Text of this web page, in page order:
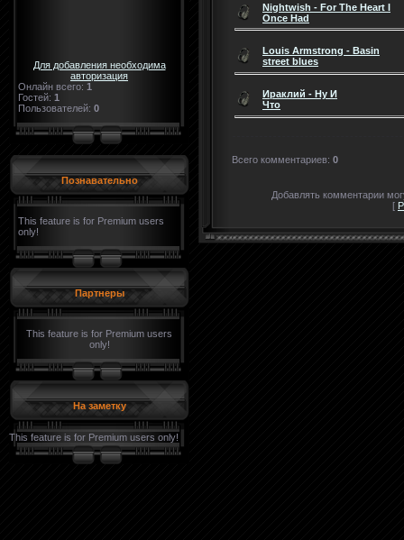
Для добавления необходима
авторизация
Онлайн всего: 1
Гостей: 1
Пользователей: 0
Познавательно
This feature is for Premium users
only!
Партнеры
This feature is for Premium users
only!
На заметку
This feature is for Premium users only!
Nightwish - For The Heart I
Once Had
Louis Armstrong - Basin
street blues
Ираклий - Ну И
Что
Всего комментариев: 0
Добавлять комментарии
[